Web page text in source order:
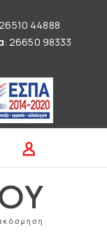
44888
: 26650 98333